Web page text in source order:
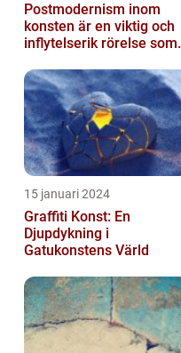
Postmodernism inom
konsten är en viktig och
inflytelserik rörelse som
normer o...
15 januari 2024
Graffiti Konst: En
Djupdykning i
Gatukonstens Värld